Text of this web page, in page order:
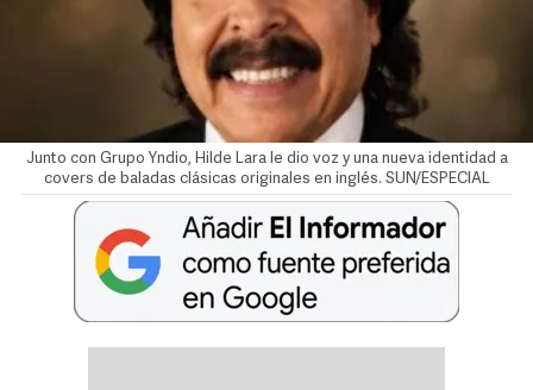
Junto con Grupo Yndio, Hilde Lara le dio voz y una nueva identidad a
covers de baladas clásicas originales en inglés. SUN/ESPECIAL